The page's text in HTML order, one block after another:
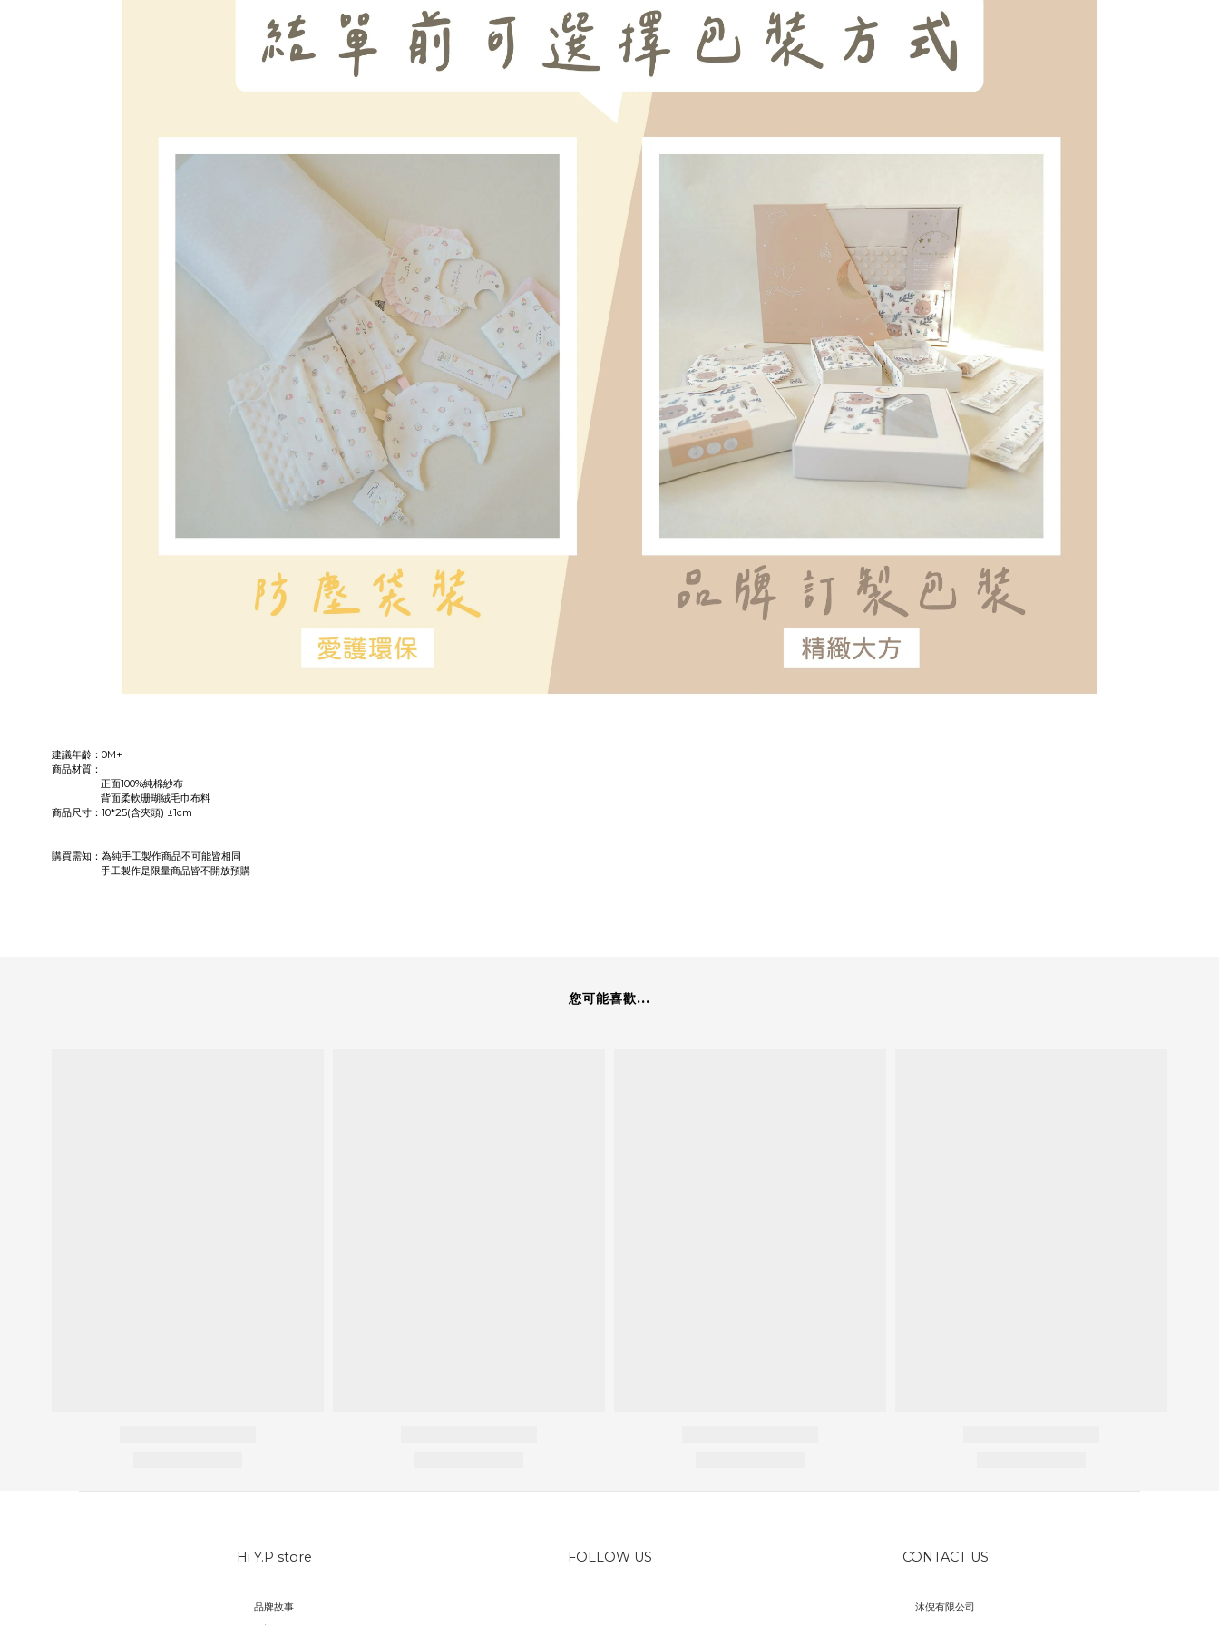
建議年齡：0M+
商品材質：
正面100%純棉紗布
背面柔軟珊瑚絨毛巾布料
商品尺寸：10*25(含夾頭) ±1cm
購買需知：為純手工製作商品不可能皆相同
手工製作是限量商品皆不開放預購
您可能喜歡...
Hi Y.P store
品牌故事
FOLLOW US CONTACT US
沐倪有限公司